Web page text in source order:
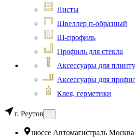
Листы
Швеллер п-образный
Ш-профиль
Профиль для стекла
Аксессуары для
Аксессуары для
Клея, герметики
г. Реутов
шоссе Автомагистраль